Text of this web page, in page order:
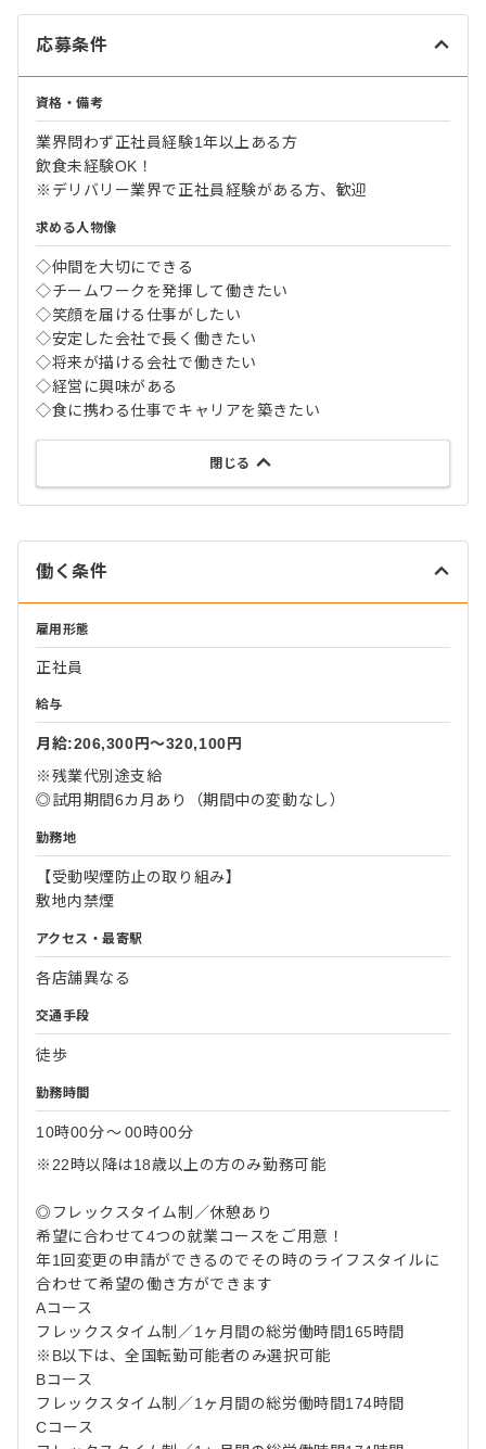
応募条件
資格・備考
業界問わず正社員経験1年以上ある方
飲食未経験OK！
※デリバリー業界で正社員経験がある方、歓迎
求める人物像
◇仲間を大切にできる
◇チームワークを発揮して働きたい
◇笑顔を届ける仕事がしたい
◇安定した会社で長く働きたい
◇将来が描ける会社で働きたい
◇経営に興味がある
◇食に携わる仕事でキャリアを築きたい
閉じる
働く条件
雇用形態
正社員
給与
月給:206,300円〜320,100円
※残業代別途支給
◎試用期間6カ月あり（期間中の変動なし）
勤務地
【受動喫煙防止の取り組み】
敷地内禁煙
アクセス・最寄駅
各店舗異なる
交通手段
徒歩
勤務時間
10時00分〜00時00分
※22時以降は18歳以上の方のみ勤務可能
◎フレックスタイム制／休憩あり
希望に合わせて4つの就業コースをご用意！
年1回変更の申請ができるのでその時のライフスタイルに
合わせて希望の働き方ができます
Aコース
フレックスタイム制／1ヶ月間の総労働時間165時間
※B以下は、全国転勤可能者のみ選択可能
Bコース
フレックスタイム制／1ヶ月間の総労働時間174時間
Cコース